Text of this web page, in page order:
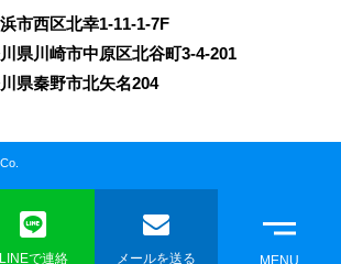
市西区北幸1-11-1-7F
県川崎市中原区北谷町3-4-201
県秦野市北矢名204
LINEで連絡 メールを送る MENU